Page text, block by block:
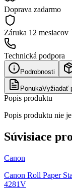
Doprava zadarmo
Záruka 12 mesiacov
Technická podpora
Podrobnosti
PonukaVyžiadať
Popis produktu
Popis produktu nie
Súvisiace
Canon
Canon Roll Paper
4281V